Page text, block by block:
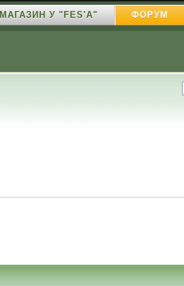
МАГАЗИН У "FES'A" ФОРУМ